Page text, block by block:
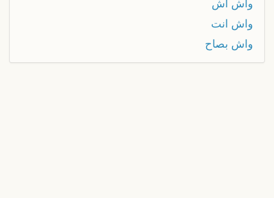
واش اش
واش انت
واش بصاح